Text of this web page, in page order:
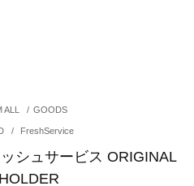
ALL / GOODS
/ FreshService
シュサービス ORIGINAL